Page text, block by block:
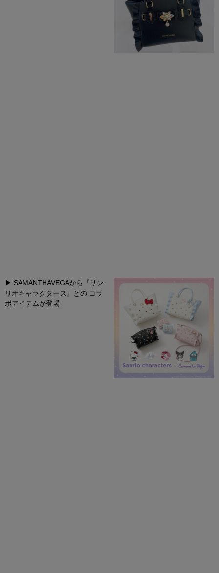
▶︎ SAMANTHAVEGAから『サン
リオキャラクターズ』との コラ
ボアイテムが登場